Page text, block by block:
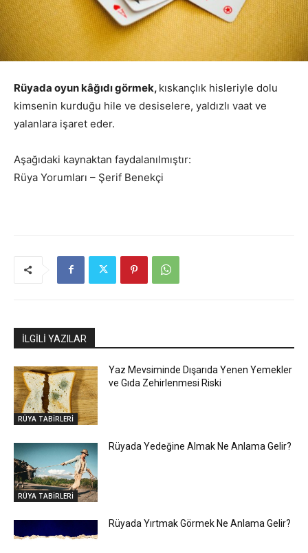
Rüyada oyun kâğıdı görmek, kıskançlık hisleriyle dolu
kimsenin kurduğu hile ve desiselere, yaldızlı vaat ve
yalanlara işaret eder.
Aşağıdaki kaynaktan faydalanılmıştır:
Rüya Yorumları – Şerif Benekçi
İLGİLİ YAZILAR
RÜYA TABİRLERİ
Yaz Mevsiminde Dışarıda Yenen Yemekler
ve Gıda Zehirlenmesi Riski
RÜYA TABİRLERİ
Rüyada Yedeğine Almak Ne Anlama Gelir?
Rüyada Yırtmak Görmek Ne Anlama Gelir?